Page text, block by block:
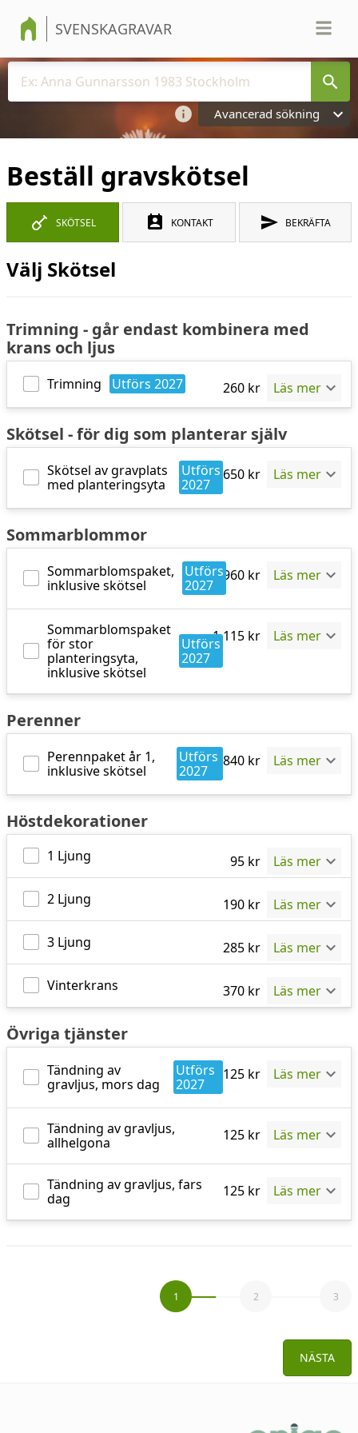
SVENSKAGRAVAR
Avancerad sökning
Beställ gravskötsel
SKÖTSEL KONTAKT BEKRÄFTA
Välj Skötsel
Trimning - går endast kombinera med
krans och ljus
Läs mer
260 kr
Trimning Utförs 2027
Skötsel - för dig som planterar själv
Läs mer
650 kr
Skötsel av gravplats
med planteringsyta
Utförs
2027
Sommarblommor
Läs mer
960 kr
Sommarblomspaket,
inklusive skötsel
Utförs
2027
Läs mer
1 115 kr
Sommarblomspaket
för stor
planteringsyta,
inklusive skötsel
Utförs
2027
Perenner
Läs mer
840 kr
Perennpaket år 1,
inklusive skötsel
Utförs
2027
Höstdekorationer
Läs mer
95 kr
1 Ljung
Läs mer
190 kr
2 Ljung
Läs mer
285 kr
3 Ljung
Läs mer
370 kr
Vinterkrans
Övriga tjänster
Läs mer
125 kr
Tändning av
gravljus, mors dag
Utförs
2027
Läs mer
125 kr
Tändning av gravljus,
allhelgona
Läs mer
125 kr
Tändning av gravljus, fars
dag
NÄSTA
1 2 3